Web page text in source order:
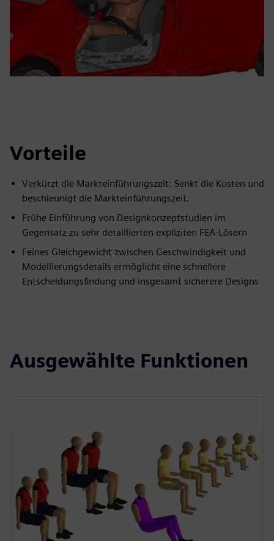
Vorteile
Verkürzt die Markteinführungszeit: Senkt die Kosten und
beschleunigt die Markteinführungszeit.
Frühe Einführung von Designkonzeptstudien im
Gegensatz zu sehr detaillierten expliziten FEA-Lösern
Feines Gleichgewicht zwischen Geschwindigkeit und
Modellierungsdetails ermöglicht eine schnellere
Entscheidungsfindung und insgesamt sicherere Designs
Ausgewählte Funktionen